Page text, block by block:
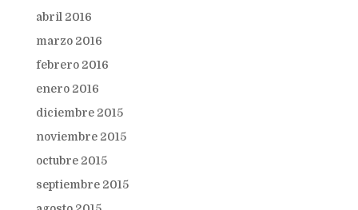
abril 2016
marzo 2016
febrero 2016
enero 2016
diciembre 2015
noviembre 2015
octubre 2015
septiembre 2015